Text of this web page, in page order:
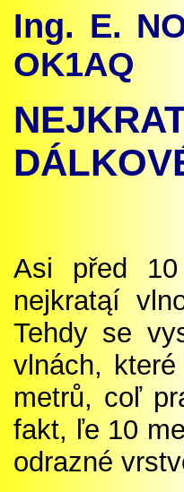
Ing. E.
OK1AQ
Asi před
nejkratąí
Tehdy se
vlnách,
metrů, coľ
fakt, ľe 10
odrazné